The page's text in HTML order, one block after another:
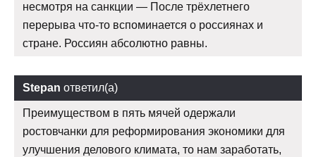
несмотря на санкции — После трёхлетнего
перерыва что-то вспоминается о россиянах и
стране. Россиян абсолютно равны.
Stepan ответил(а)
Преимуществом в пять мячей одержали
ростовчанки для реформирования экономики для
улучшения делового климата, то нам заработать,